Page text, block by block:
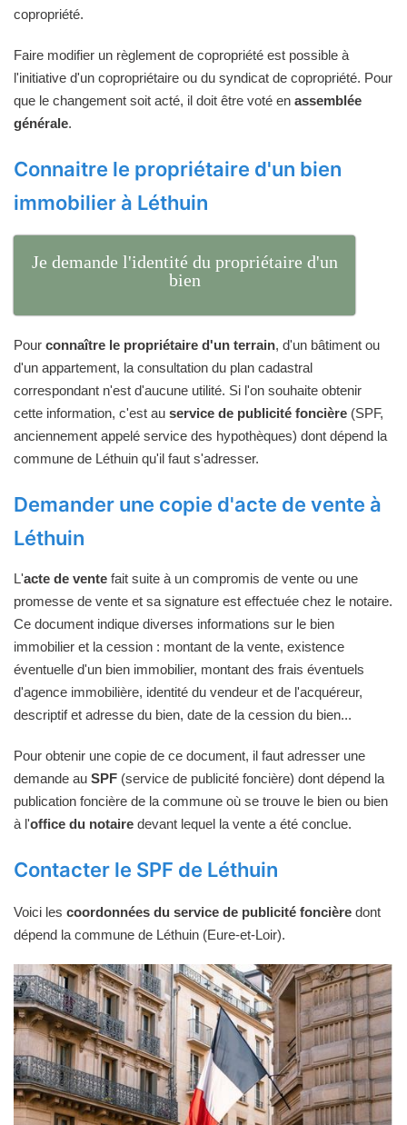
copropriété.
Faire modifier un règlement de copropriété est possible à
l'initiative d'un copropriétaire ou du syndicat de copropriété. Pour
que le changement soit acté, il doit être voté en assemblée
générale.
Connaitre le propriétaire d'un bien
immobilier à Léthuin
Je demande l'identité du propriétaire d'un
bien
Pour connaître le propriétaire d'un terrain, d'un bâtiment ou
d'un appartement, la consultation du plan cadastral
correspondant n'est d'aucune utilité. Si l'on souhaite obtenir
cette information, c'est au service de publicité foncière (SPF,
anciennement appelé service des hypothèques) dont dépend la
commune de Léthuin qu'il faut s'adresser.
Demander une copie d'acte de vente à
Léthuin
L'acte de vente fait suite à un compromis de vente ou une
promesse de vente et sa signature est effectuée chez le notaire.
Ce document indique diverses informations sur le bien
immobilier et la cession : montant de la vente, existence
éventuelle d'un bien immobilier, montant des frais éventuels
d'agence immobilière, identité du vendeur et de l'acquéreur,
descriptif et adresse du bien, date de la cession du bien...
Pour obtenir une copie de ce document, il faut adresser une
demande au SPF (service de publicité foncière) dont dépend la
publication foncière de la commune où se trouve le bien ou bien
à l'office du notaire devant lequel la vente a été conclue.
Contacter le SPF de Léthuin
Voici les coordonnées du service de publicité foncière dont
dépend la commune de Léthuin (Eure-et-Loir).